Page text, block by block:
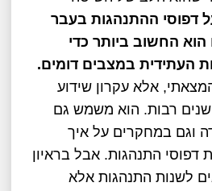
דפוסי ההתנהגות בעבר
החשוב ביותר כדי
העתידית במצבים דומים.
אלא עקרון שידוע
רבות. הוא משמש גם
וגם במחקרים על איך
דפוסי התנהגות. אבל בראיון
לשנות התנהגות אלא